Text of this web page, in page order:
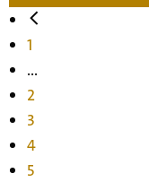
1
...
2
3
4
5